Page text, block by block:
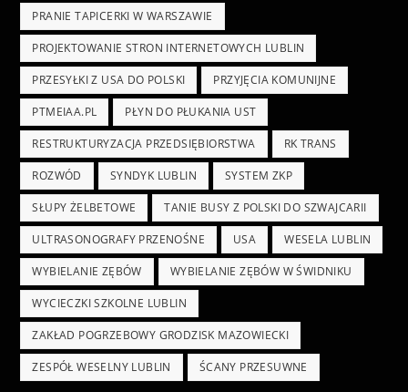
PRANIE TAPICERKI W WARSZAWIE
PROJEKTOWANIE STRON INTERNETOWYCH LUBLIN
PRZESYŁKI Z USA DO POLSKI PRZYJĘCIA KOMUNIJNE
PTMEIAA.PL PŁYN DO PŁUKANIA UST
RESTRUKTURYZACJA PRZEDSIĘBIORSTWA RK TRANS
ROZWÓD SYNDYK LUBLIN SYSTEM ZKP
SŁUPY ŻELBETOWE TANIE BUSY Z POLSKI DO SZWAJCARII
ULTRASONOGRAFY PRZENOŚNE USA WESELA LUBLIN
WYBIELANIE ZĘBÓW WYBIELANIE ZĘBÓW W ŚWIDNIKU
WYCIECZKI SZKOLNE LUBLIN
ZAKŁAD POGRZEBOWY GRODZISK MAZOWIECKI
ZESPÓŁ WESELNY LUBLIN ŚCANY PRZESUWNE